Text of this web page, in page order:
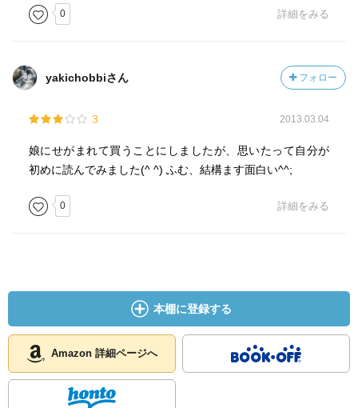
0 詳細をみる
yakichobbiさん フォロー
3 2013.03.04
娘にせがまれて買うことにしましたが、思いたって自分が
初めに読んでみました(^ ^) ふむ、結構ます面白い^^;
0 詳細をみる
本棚に登録する
Amazon 詳細ページへ